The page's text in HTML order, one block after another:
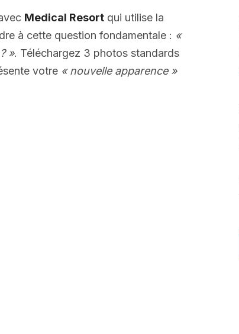
Medical Resort qui utilise la
à cette question fondamentale : «
». Téléchargez 3 photos standards
votre « nouvelle apparence »